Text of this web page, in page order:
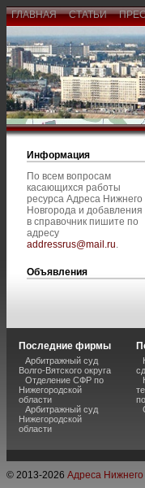
ГЛАВНАЯ СТАТЬИ
Информация
По всем вопросам
касающихся работы
ресурса Адреса Нижнего
Новгорода и добавления
в справочник пишите по
адресу
addressrus@mail.ru.
Объявления
Последние фирмы
Арбитражный суд
Волго-Вятского округа
Отделение СФР по
Нижегородской
области
Арбитражный суд
Нижегородской
области
© 2013-2026 Адреса